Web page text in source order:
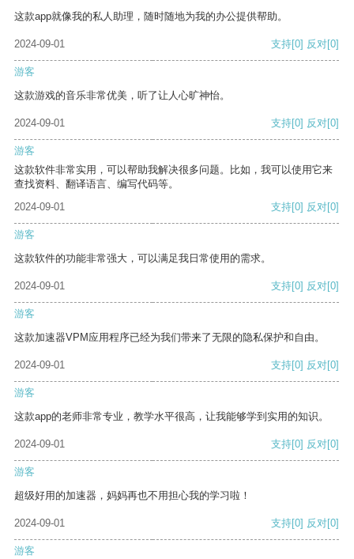
这款app就像我的私人助理，随时随地为我的办公提供帮助。
2024-09-01 支持[0] 反对[0]
游客
这款游戏的音乐非常优美，听了让人心旷神怡。
2024-09-01 支持[0] 反对[0]
游客
这款软件非常实用，可以帮助我解决很多问题。比如，我可以使用它来
查找资料、翻译语言、编写代码等。
2024-09-01
支持[0] 反对[0]
游客
这款软件的功能非常强大，可以满足我日常使用的需求。
2024-09-01 支持[0] 反对[0]
游客
这款加速器VPM应用程序已经为我们带来了无限的隐私保护和自由。
2024-09-01 支持[0] 反对[0]
游客
这款app的老师非常专业，教学水平很高，让我能够学到实用的知识。
2024-09-01 支持[0] 反对[0]
游客
超级好用的加速器，妈妈再也不用担心我的学习啦！
2024-09-01 支持[0] 反对[0]
游客